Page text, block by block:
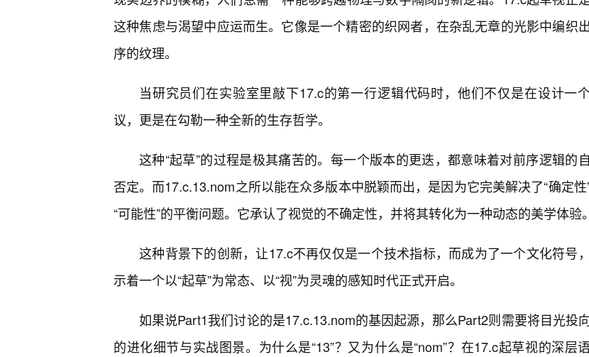
这种焦虑与渴望中应运而生。它像是一个精密的织网者，在杂乱无章的光影中编织
序的纹理。
当研究员们在实验室里敲下17.c的第一行逻辑代码时，他们不仅是在设计一
议，更是在勾勒一种全新的生存哲学。
这种“起草”的过程是极其痛苦的。每一个版本的更迭，都意味着对前序逻辑的
否定。而17.c.13.nom之所以能在众多版本中脱颖而出，是因为它完美解决了“确定性
“可能性”的平衡问题。它承认了视觉的不确定性，并将其转化为一种动态的美学体验。
这种背景下的创新，让17.c不再仅仅是一个技术指标，而成为了一个文化符号
示着一个以“起草”为常态、以“视”为灵魂的感知时代正式开启。
如果说Part1我们讨论的是17.c.13.nom的基因起源，那么Part2则需要将目光投
的进化细节与实战图景。为什么是“13”？又为什么是“nom”？在17.c起草视的深层